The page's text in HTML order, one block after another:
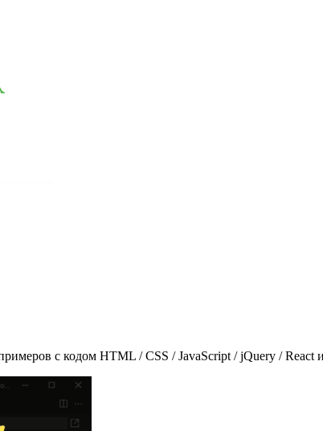
с кодом HTML / CSS / JavaScript / jQuery /